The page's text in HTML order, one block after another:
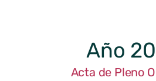
Año
Acta de Pleno